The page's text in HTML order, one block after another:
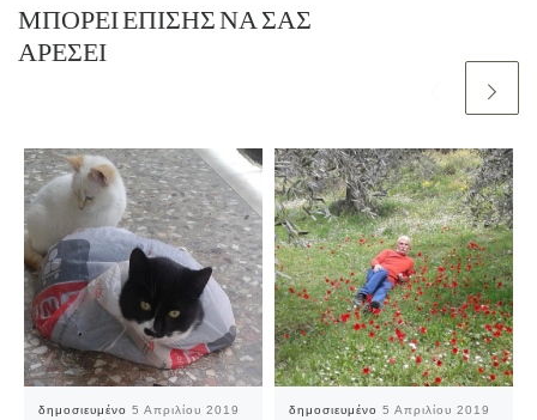
ΜΠΟΡΕΊ ΕΠΊΣΗΣ ΝΑ ΣΑΣ
ΑΡΈΣΕΙ
δημοσιευμένο 5 Απριλίου 2019 δημοσιευμένο 5 Απριλίου 2019